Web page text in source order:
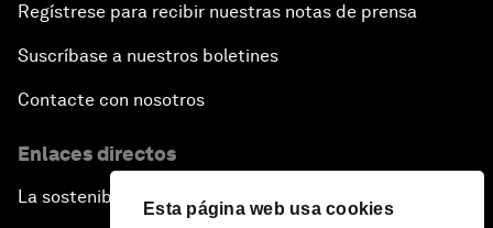
Esta página web usa cookies
Regístrese para recibir nuestras notas de prensa
Suscríbase a nuestros boletines
Contacte con nosotros
Enlaces directos
La sostenibilidad en el Foro